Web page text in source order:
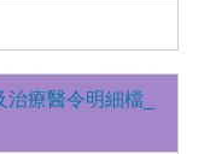
療醫令明細檔_